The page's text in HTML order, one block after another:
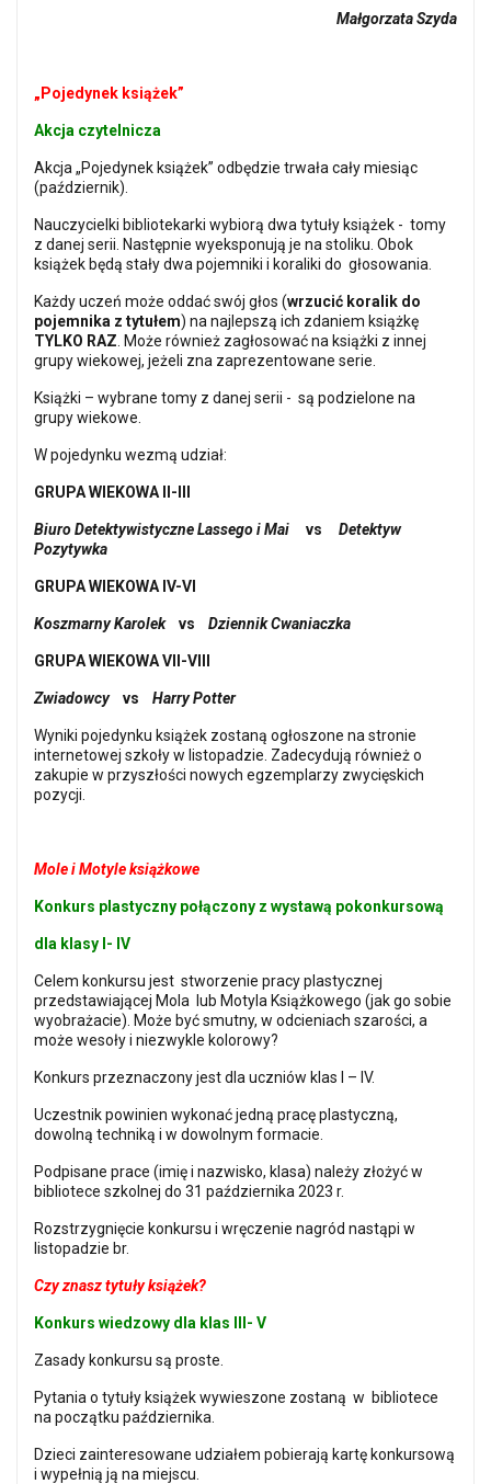
Małgorzata Szyda
„Pojedynek książek”
Akcja czytelnicza
Akcja „Pojedynek książek” odbędzie trwała cały miesiąc
(październik).
Nauczycielki bibliotekarki wybiorą dwa tytuły książek - tomy
z danej serii. Następnie wyeksponują je na stoliku. Obok
książek będą stały dwa pojemniki i koraliki do głosowania.
Każdy uczeń może oddać swój głos (wrzucić koralik do
pojemnika z tytułem) na najlepszą ich zdaniem książkę
TYLKO RAZ . Może również zagłosować na książki z innej
grupy wiekowej, jeżeli zna zaprezentowane serie.
Książki – wybrane tomy z danej serii - są podzielone na
grupy wiekowe.
W pojedynku wezmą udział:
GRUPA WIEKOWA II-III
Biuro Detektywistyczne Lassego i Mai vs Detektyw
Pozytywka
GRUPA WIEKOWA IV-VI
Koszmarny Karolek vs Dziennik Cwaniaczka
GRUPA WIEKOWA VII-VIII
Zwiadowcy vs Harry Potter
Wyniki pojedynku książek zostaną ogłoszone na stronie
internetowej szkoły w listopadzie. Zadecydują również o
zakupie w przyszłości nowych egzemplarzy zwycięskich
pozycji.
Mole i Motyle książkowe
Konkurs plastyczny połączony z wystawą pokonkursową
dla klasy I- IV
Celem konkursu jest stworzenie pracy plastycznej
przedstawiającej Mola lub Motyla Książkowego (jak go sobie
wyobrażacie). Może być smutny, w odcieniach szarości, a
może wesoły i niezwykle kolorowy?
Konkurs przeznaczony jest dla uczniów klas I – IV.
Uczestnik powinien wykonać jedną pracę plastyczną,
dowolną techniką i w dowolnym formacie.
Podpisane prace (imię i nazwisko, klasa) należy złożyć w
bibliotece szkolnej do 31 października 2023 r.
Rozstrzygnięcie konkursu i wręczenie nagród nastąpi w
listopadzie br.
Czy znasz tytuły książek?
Konkurs wiedzowy dla klas III- V
Zasady konkursu są proste.
Pytania o tytuły książek wywieszone zostaną w bibliotece
na początku października.
Dzieci zainteresowane udziałem pobierają kartę konkursową
i wypełnią ją na miejscu.